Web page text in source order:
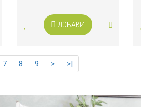
ДОБАВИ
7 8 9 > >|